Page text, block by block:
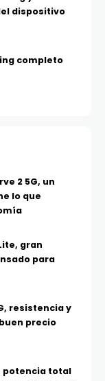
dispositivo
completo
2 5G, un
lo que
gran
para
resistencia y
precio
potencia total